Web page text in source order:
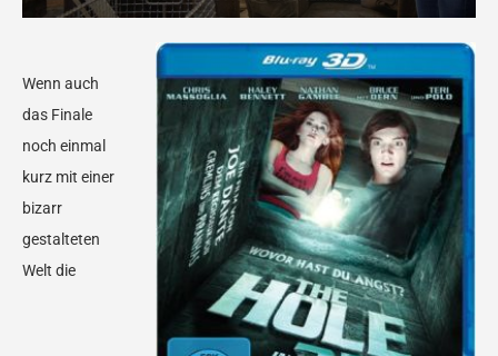
Wenn auch
das Finale
noch einmal
kurz mit einer
bizarr
gestalteten
Welt die